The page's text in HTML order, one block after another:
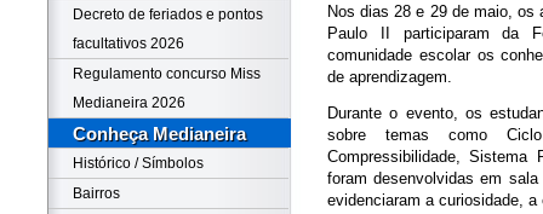
Decreto de feriados e pontos
facultativos 2026
Regulamento concurso Miss
Medianeira 2026
Conheça Medianeira
Histórico / Símbolos
Bairros
Nos dias 28 e 29 de maio, os
Paulo II participaram da
comunidade escolar os
de aprendizagem.
Durante o evento, os
sobre temas como
Compressibilidade, Sistema
foram desenvolvidas em
evidenciaram a curiosidade,